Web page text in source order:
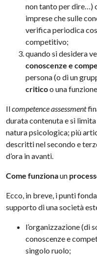
non tanto per dire…)
imprese che sulle
verifica periodica
competitivo;
quando si desidera
conoscenze e
persona (o di un
criticoo una
Ilcompetence assessment
durata contenuta e si
natura psicologica; più
descritti nel secondo e
d’ora in avanti.
Come funzionaun
Ecco, in breve, i punti
supporto di una società
l’organizzazione (di
conoscenze e
singolo ruolo;